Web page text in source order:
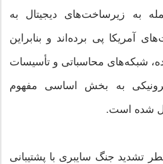
به زیرساخت‌های دیجیتال به
آمریکا پی برده‌اند و بنابراین
شبکه‌های محاسباتی و تأسیسات
به بخش اساسی مفهوم
شده است.
تشدید جنگ سایبری با پشتیبانی